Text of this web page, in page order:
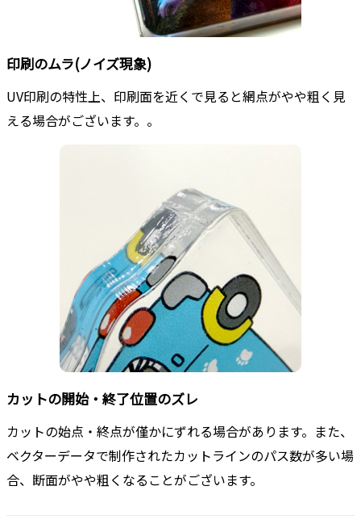
印刷のムラ(ノイズ現象)
UV印刷の特性上、印刷面を近くで見ると網点がやや粗く見
える場合がございます。。
カットの開始・終了位置のズレ
カットの始点・終点が僅かにずれる場合があります。また、
ベクターデータで制作されたカットラインのパス数が多い場
合、断面がやや粗くなることがございます。